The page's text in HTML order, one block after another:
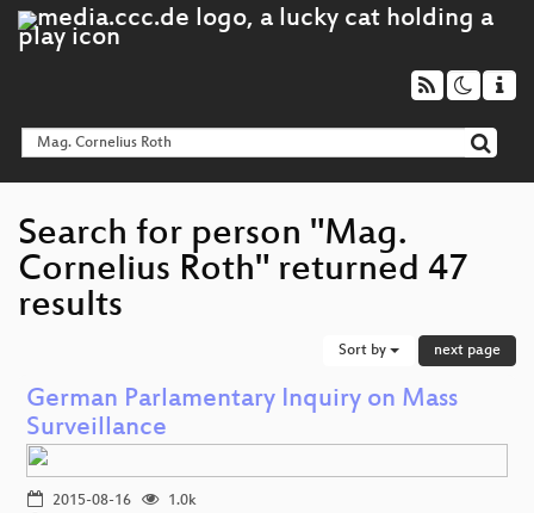
Search for person "Mag.
Cornelius Roth" returned 47
results
Sort by next page
German Parlamentary Inquiry on Mass
Surveillance
2015-08-16
1.0k